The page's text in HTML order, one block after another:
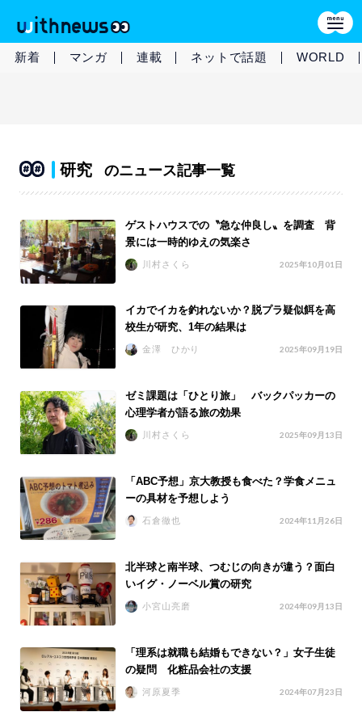
新着 マンガ 連載 ネットで話題 WORLD
研究 のニュース記事一覧
ゲストハウスでの〝急な仲良し〟を調査 背
景には一時的ゆえの気楽さ
川村さくら 2025年10月01日
イカでイカを釣れないか？脱プラ疑似餌を高
校生が研究、1年の結果は
金澤 ひかり 2025年09月19日
ゼミ課題は「ひとり旅」 バックパッカーの
心理学者が語る旅の効果
川村さくら 2025年09月13日
「ABC予想」京大教授も食べた？学食メニュ
ーの具材を予想しよう
石倉徹也 2024年11月26日
北半球と南半球、つむじの向きが違う？面白
いイグ・ノーベル賞の研究
小宮山亮磨 2024年09月13日
「理系は就職も結婚もできない？」女子生徒
の疑問 化粧品会社の支援
河原夏季 2024年07月23日